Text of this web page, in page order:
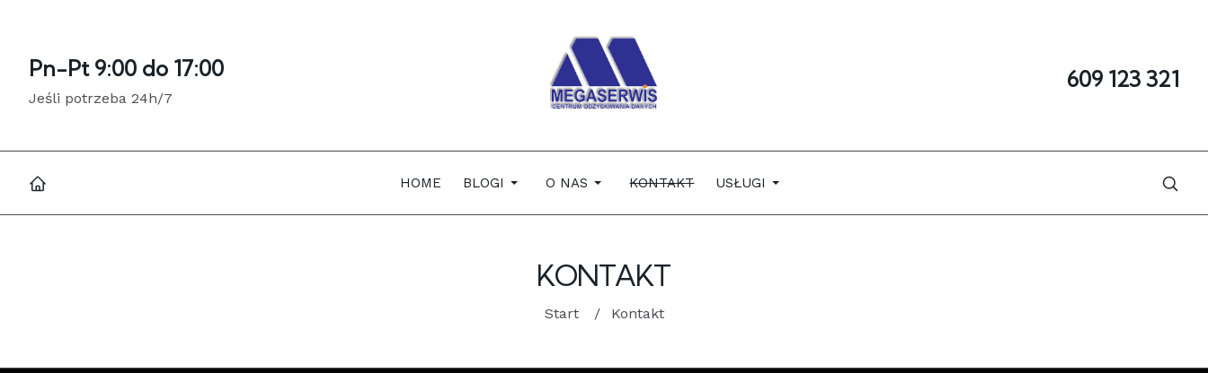
Pn-Pt 9:00 do 17:00
Jeśli potrzeba 24h/7
609 123 321
HOME BLOGI O NAS KONTAKT USŁUGI
KONTAKT
Start Kontakt